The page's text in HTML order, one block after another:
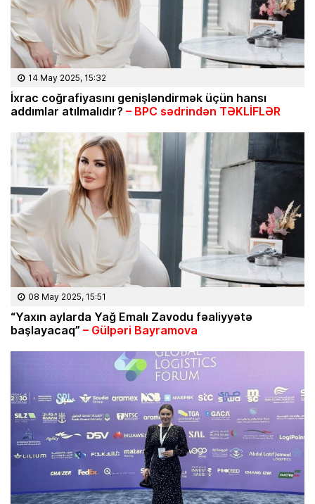
14 May 2025, 15:32
İxrac coğrafiyasını genişləndirmək üçün hansı
addımlar atılmalıdır? – BPC sədrindən TƏKLİFLƏR
08 May 2025, 15:51
“Yaxın aylarda Yağ Emalı Zavodu fəaliyyətə
başlayacaq” – Gülpəri Bayramova